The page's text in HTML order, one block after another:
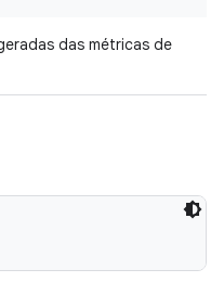
das métricas de